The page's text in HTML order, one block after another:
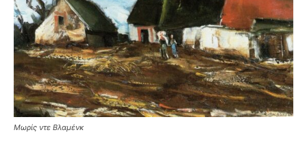
Μωρίς ντε Βλαμένκ